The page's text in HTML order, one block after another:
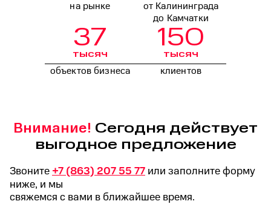
на рынке
от Калининграда
до Камчатки
37
тысяч
объектов бизнеса
150
тысяч
клиентов
Внимание! Сегодня действует
выгодное предложение
Звоните +7 (863) 207 55 77 или заполните форму
ниже, и мы
свяжемся с вами в ближайшее время.